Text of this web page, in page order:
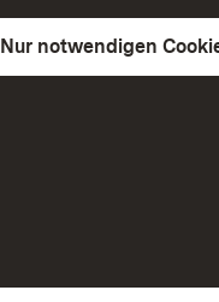
Nur notwendigen